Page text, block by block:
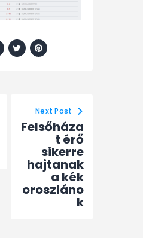
Next Post
Felsőháza
t érő
sikerre
hajtanak
a kék
oroszláno
k